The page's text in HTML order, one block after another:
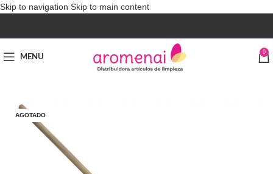
Skip to navigation Skip to main content
MENU
0
AGOTADO